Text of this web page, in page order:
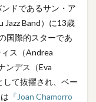
ドであるサン・ア
Jazz Band）に13歳
国際的スターであ
ス（Andrea
ンデス（Eva
して抜擢され、ベー
『Joan Chamorro